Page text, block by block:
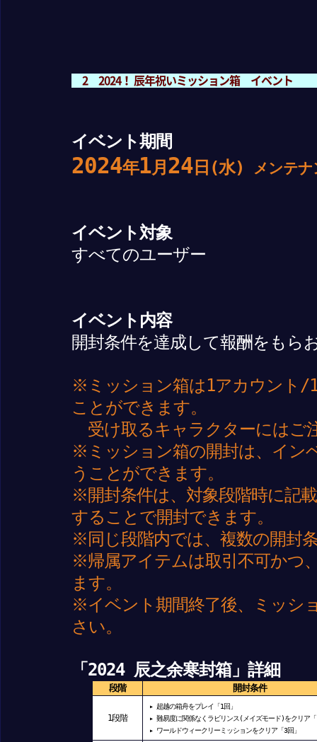
2 2024！ 辰年祝いミッション箱 イベント
イベント期間
2024年1月 24 日(水) メンテナ
イベント対象
すべてのユーザー
イベント内容
開封条件を達成して報酬をもら
※ミッション箱は1アカウント/
ことができます。
受け取るキャラクターにはご
※ミッション箱の開封は、イン
うことができます。
※開封条件は、対象段階時に記
することで開封できます。
※同じ段階内では、複数の開封
※帰属アイテムは取引不可かつ
ます。
※イベント期間終了後、ミッシ
さい。
「2024 辰之余寒封箱」詳細
段階 開封条件
1段階
▸ 超越の箱舟をプレイ「1回」
▸ 難易度に関係なくラビリンス(メイズモード)をクリア「
▸ ワールドウィークリーミッションをクリア「3回」